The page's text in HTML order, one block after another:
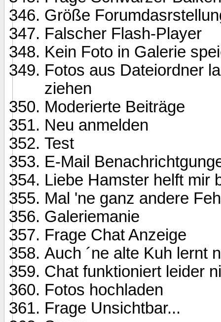
Größe
Falscher Flash-Player
Kein Foto in Galerie
Fotos aus Dateiordner
ziehen
Moderierte Beiträge
Neu anmelden
Test
E-Mail
Liebe Hamster helft mir
Mal 'ne ganz andere
Galeriemanie
Frage Chat Anzeige
Auch ´ne alte Kuh lernt
Chat funktioniert leider
Fotos hochladen
Frage Unsichtbar...